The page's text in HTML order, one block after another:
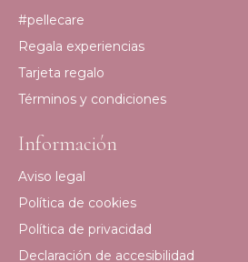
#pellecare
Regala experiencias
Tarjeta regalo
Términos y condiciones
Información
Aviso legal
Política de cookies
Política de privacidad
Declaración de accesibilidad